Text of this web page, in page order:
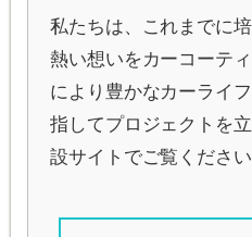
私たちは、これまでに
熱い想いをカーコーテ
により豊かなカーライ
指してプロジェクトを
設サイトでご覧ください